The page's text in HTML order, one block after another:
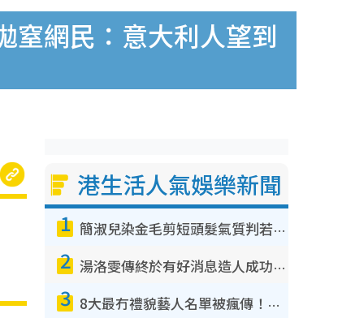
窒網民：意大利人望到
港生活人氣娛樂新聞
1 簡淑兒染金毛剪短頭髮氣質判若兩人！嚇壞老公麥大力都認唔出：「你做咩事？」
2 湯洛雯傳終於有好消息造人成功！兩大細節曝孕味極濃惹猜測：大肚婆先會咁！
3 8大最冇禮貌藝人名單被瘋傳！網民揭發明星真面目 一致數臭呢位係無品天花板？